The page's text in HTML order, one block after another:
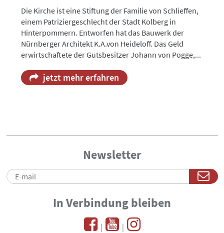
Die Kirche ist eine Stiftung der Familie von Schlieffen,
einem Patriziergeschlecht der Stadt Kolberg in
Hinterpommern. Entworfen hat das Bauwerk der
Nürnberger Architekt K.A.von Heideloff. Das Geld
erwirtschaftete der Gutsbesitzer Johann von Pogge,...
jetzt mehr erfahren
Newsletter
In Verbindung bleiben
| |